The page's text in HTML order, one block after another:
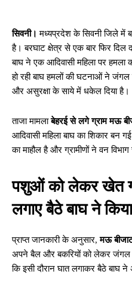
सिवनी। मध्यप्रदेश के सिवनी जिले में
है। बरघाट क्षेत्र से एक बार फिर
बाघ ने एक आदिवासी महिला पर हमला
हो रही बाघ हमलों की घटनाओं ने
और असुरक्षा के साये में धकेल दिया है।
ताजा मामलाबेहरई से लगे ग्राम मऊ
आदिवासी महिला बाघ का शिकार
का माहौल है और ग्रामीणों ने वन विभाग
पशुओं को लेकर खेत
लगाए बैठे बाघ ने
प्राप्त जानकारी के अनुसार,मऊ
अपने बैल और बकरियों को लेकर जंगल
कि इसी दौरान घात लगाकर बैठे बाघ